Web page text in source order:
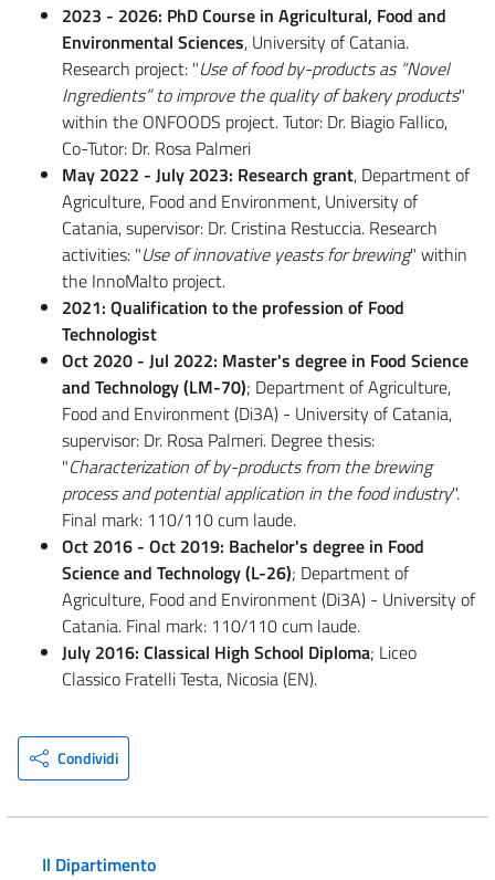
2023 - 2026: PhD Course in Agricultural, Food and
Environmental Sciences, University of Catania.
Research project: "Use of food by-products as “Novel
Ingredients” to improve the quality of bakery products"
within the ONFOODS project. Tutor: Dr. Biagio Fallico,
Co-Tutor: Dr. Rosa Palmeri
May 2022 - July 2023: Research grant, Department of
Agriculture, Food and Environment, University of
Catania, supervisor: Dr. Cristina Restuccia. Research
activities: "Use of innovative yeasts for brewing" within
the InnoMalto project.
2021: Qualification to the profession of Food
Technologist
Oct 2020 - Jul 2022: Master's degree in Food Science
and Technology (LM-70); Department of Agriculture,
Food and Environment (Di3A) - University of Catania,
supervisor: Dr. Rosa Palmeri. Degree thesis:
"Characterization of by-products from the brewing
process and potential application in the food industry".
Final mark: 110/110 cum laude.
Oct 2016 - Oct 2019: Bachelor's degree in Food
Science and Technology (L-26); Department of
Agriculture, Food and Environment (Di3A) - University of
Catania. Final mark: 110/110 cum laude.
July 2016: Classical High School Diploma; Liceo
Classico Fratelli Testa, Nicosia (EN).
Condividi
Il Dipartimento